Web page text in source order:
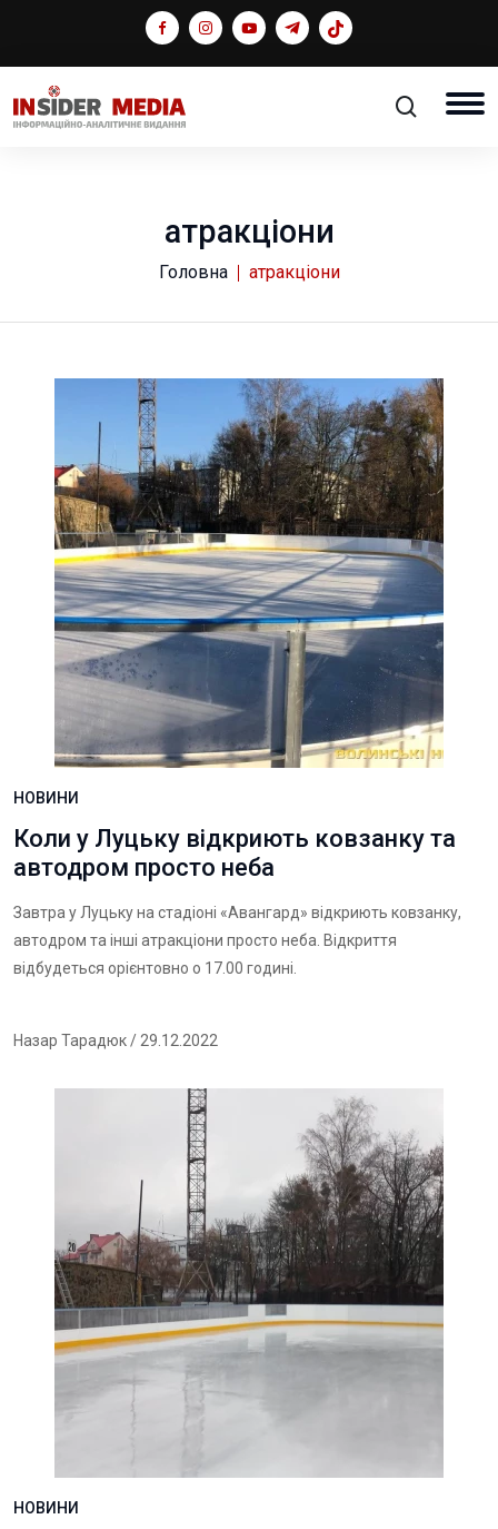
атракціони
Головна атракціони
НОВИНИ
Коли у Луцьку відкриють ковзанку та
автодром просто неба
Завтра у Луцьку на стадіоні «Авангард» відкриють ковзанку,
автодром та інші атракціони просто неба. Відкриття
відбудеться орієнтовно о 17.00 годині.
Назар Тарадюк/ 29.12.2022
НОВИНИ